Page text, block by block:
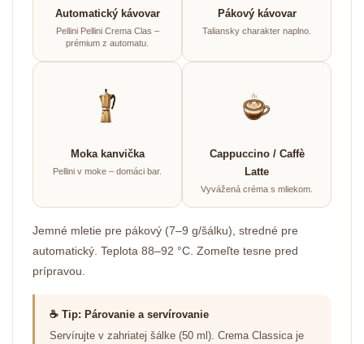
Automatický kávovar
Pellini Pellini Crema Clas –
prémium z automatu.
Pákový kávovar
Taliansky charakter naplno.
Moka kanvička
Pellini v moke – domáci bar.
Cappuccino / Caffè
Latte
Vyvážená créma s mliekom.
Jemné mletie pre pákový (7–9 g/šálku), stredné pre
automatický. Teplota 88–92 °C. Zomeľte tesne pred
prípravou.
☕ Tip: Párovanie a servírovanie
Servírujte v zahriatej šálke (50 ml). Crema Classica je